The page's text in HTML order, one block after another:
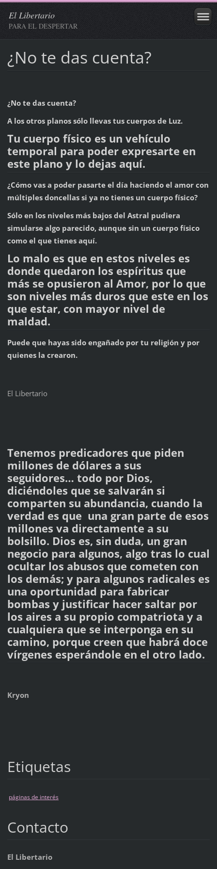
El Libertario
PARA EL DESPERTAR
¿No te das cuenta?
¿No te das cuenta?
A los otros planos sólo llevas tus cuerpos de Luz.
Tu cuerpo físico es un vehículo
temporal para poder expresarte en
este plano y lo dejas aquí.
¿Cómo vas a poder pasarte el día haciendo el amor con
múltiples doncellas si ya no tienes un cuerpo físico?
Sólo en los niveles más bajos del Astral pudiera
simularse algo parecido, aunque sin un cuerpo físico
como el que tienes aquí.
Lo malo es que en estos niveles es
donde quedaron los espíritus que
más se opusieron al Amor, por lo que
son niveles más duros que este en los
que estar, con mayor nivel de
maldad.
Puede que hayas sido engañado por tu religión y por
quienes la crearon.
El Libertario
Tenemos predicadores que piden
millones de dólares a sus
seguidores… todo por Dios,
diciéndoles que se salvarán si
comparten su abundancia, cuando la
verdad es que una gran parte de esos
millones va directamente a su
bolsillo. Dios es, sin duda, un gran
negocio para algunos, algo tras lo cual
ocultar los abusos que cometen con
los demás; y para algunos radicales es
una oportunidad para fabricar
bombas y justificar hacer saltar por
los aires a su propio compatriota y a
cualquiera que se interponga en su
camino, porque creen que habrá doce
vírgenes esperándole en el otro lado.
Kryon
Etiquetas
páginas de interés
Contacto
El Libertario